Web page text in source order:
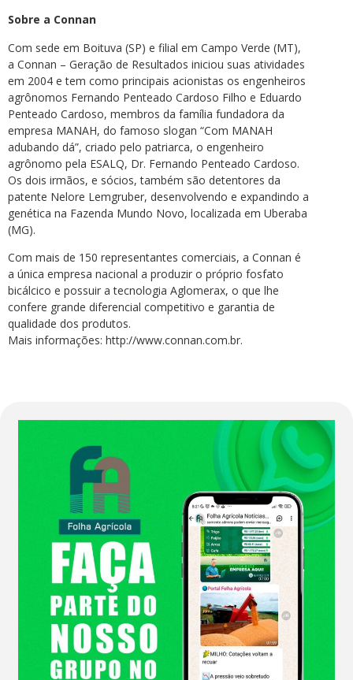
Sobre a Connan
Com sede em Boituva (SP) e filial em Campo Verde (MT),
a Connan – Geração de Resultados iniciou suas atividades
em 2004 e tem como principais acionistas os engenheiros
agrônomos Fernando Penteado Cardoso Filho e Eduardo
Penteado Cardoso, membros da família fundadora da
empresa MANAH, do famoso slogan “Com MANAH
adubando dá”, criado pelo patriarca, o engenheiro
agrônomo pela ESALQ, Dr. Fernando Penteado Cardoso.
Os dois irmãos, e sócios, também são detentores da
patente Nelore Lemgruber, desenvolvendo e expandindo a
genética na Fazenda Mundo Novo, localizada em Uberaba
(MG).
Com mais de 150 representantes comerciais, a Connan é
a única empresa nacional a produzir o próprio fosfato
bicálcico e possuir a tecnologia Aglomerax, o que lhe
confere grande diferencial competitivo e garantia de
qualidade dos produtos.
Mais informações: http://www.connan.com.br.